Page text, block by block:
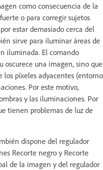
como consecuencia de la
o para corregir sujetos
estar demasiado cerca del
sirve para iluminar áreas de
iluminada. El comando
una imagen, sino que
los píxeles adyacentes (entorno
Por este motivo,
y las iluminaciones. Por
tienen problemas de luz de
dispone del regulador
Recorte negro y Recorte
de la imagen y del regulador